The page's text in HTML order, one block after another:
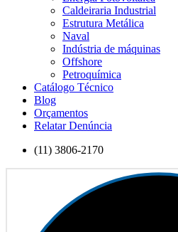
Caldeiraria Industrial
Estrutura Metálica
Naval
Indústria de máquinas
Offshore
Petroquímica
Catálogo Técnico
Blog
Orçamentos
Relatar Denúncia
(11) 3806-2170